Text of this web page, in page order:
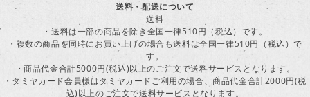
送料・配送について
送料
・送料は一部の商品を除き全国一律510円（税込）です。
・複数の商品を同時にお買い上げの場合も送料は全国一律510円（税込）で
す。
・商品代金合計5000円(税込)以上のご注文で送料サービスとなります。
・タミヤカード会員様はタミヤカードご利用の場合、商品代金合計2000円(税
込)以上のご注文で送料サービスとなります。